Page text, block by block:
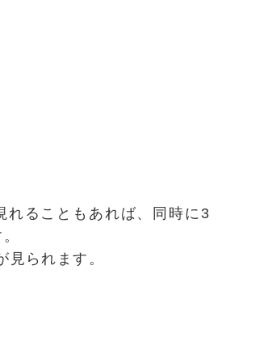
れることもあれば、同時に3
られます。